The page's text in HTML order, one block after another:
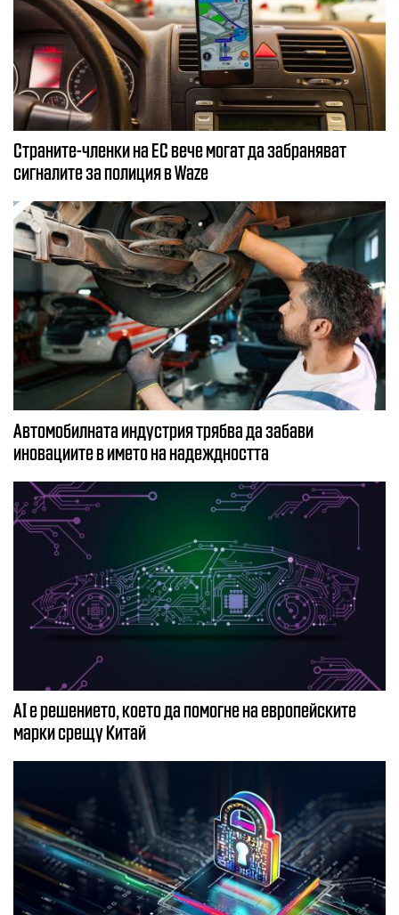
Страните-членки на ЕС вече могат да забраняват
сигналите за полиция в Waze
Автомобилната индустрия трябва да забави
иновациите в името на надеждността
AI е решението, което да помогне на европейските
марки срещу Китай